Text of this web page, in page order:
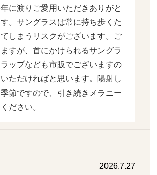
に渡りご愛用いただきありがと
。サングラスは常に持ち歩くた
しまうリスクがございます。ご
すが、首にかけられるサングラ
ップなども市販でございますの
ただければと思います。陽射し
節ですので、引き続きメラニー
ださい。
2026.7.27